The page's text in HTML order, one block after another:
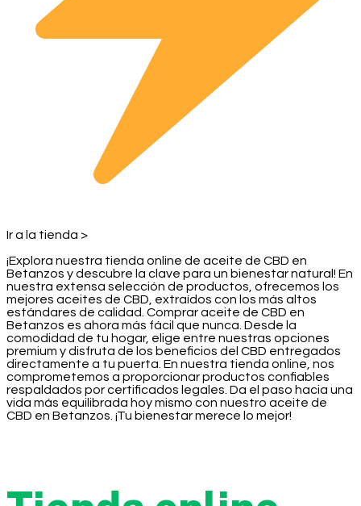
Ir a la tienda >
¡Explora nuestra tienda online de aceite de CBD en
Betanzos y descubre la clave para un bienestar natural! En
nuestra extensa selección de productos, ofrecemos los
mejores aceites de CBD, extraídos con los más altos
estándares de calidad. Comprar aceite de CBD en
Betanzos es ahora más fácil que nunca. Desde la
comodidad de tu hogar, elige entre nuestras opciones
premium y disfruta de los beneficios del CBD entregados
directamente a tu puerta. En nuestra tienda online, nos
comprometemos a proporcionar productos confiables
respaldados por certificados legales. Da el paso hacia una
vida más equilibrada hoy mismo con nuestro aceite de
CBD en Betanzos. ¡Tu bienestar merece lo mejor!